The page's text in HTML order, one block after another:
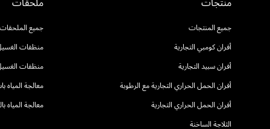
منتجات
جميع المنتجات
أفران كومبي التجارية
أفران سبيد التجارية
أفران الحمل الحراري التجارية مع الرطوبة
أفران الحمل الحراري التجارية
الثلاجة الساخنة
ملحقات
جميع الملحقات
منظفات
منظفات
معالجة المياه
معالجة المياه